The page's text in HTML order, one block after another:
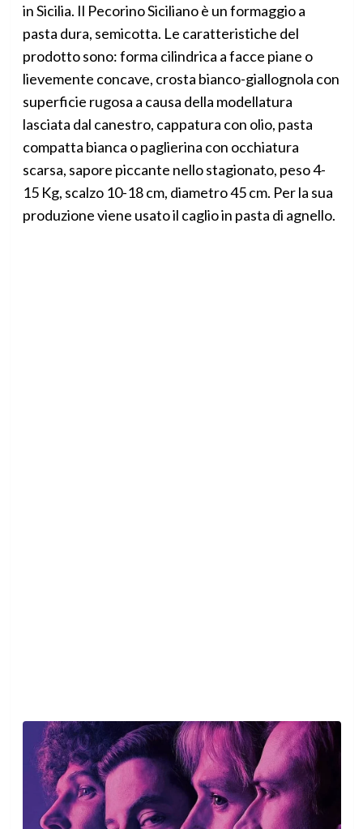
in Sicilia. Il Pecorino Siciliano è un formaggio a
pasta dura, semicotta. Le caratteristiche del
prodotto sono: forma cilindrica a facce piane o
lievemente concave, crosta bianco-giallognola con
superficie rugosa a causa della modellatura
lasciata dal canestro, cappatura con olio, pasta
compatta bianca o paglierina con occhiatura
scarsa, sapore piccante nello stagionato, peso 4-
15 Kg, scalzo 10-18 cm, diametro 45 cm. Per la sua
produzione viene usato il caglio in pasta di agnello.